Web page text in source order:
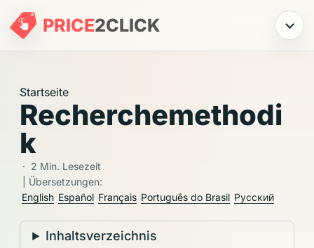
PRICE2CLICK Menü
Startseite
Recherchemethodi
k
· 2 Min. Lesezeit
| Übersetzungen:
English Español Français Português do Brasil Русский
Inhaltsverzeichnis